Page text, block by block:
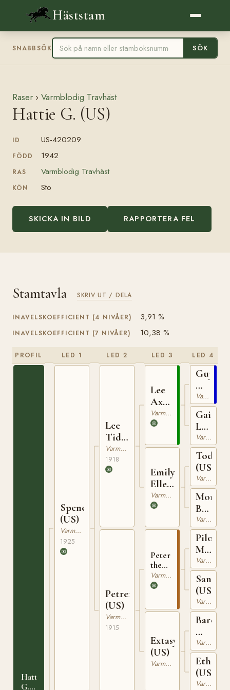
Häststam
SNABBSÖK SÖK
Raser › Varmblodig Travhäst
Hattie G. (US)
ID US-420209
FÖDD 1942
RAS Varmblodig Travhäst
KÖN Sto
SKICKA IN BILD RAPPORTERA FEL
Stamtavla SKRIV UT / DELA
INAVELSKOEFFICIENT (4 NIVÅER) 3,91 %
INAVELSKOEFFICIENT (7 NIVÅER) 10,38 %
PROFIL
Hattie
G.
LED 1
Spencer
(US)
Varmblodig Travhäst
1925
LED 2
Lee
Tide
(US)Varmblodig Travhäst
1918
Petrex
(US)
Varmblodig Travhäst
1915
LED 3
Lee
Axworthy
(US)Varmblodig Travhäst
Emily
Ellen
(US)Varmblodig Travhäst
Peter
the
Great
(US)
Varmblodig Travhäst
Extasy
(US)
Varmblodig Travhäst
LED 4
Guy
(US)
Varmblodig Travhäst
Gaiety
Lee
(US)
Varmblodig Travhäst
Todd
(US)
Varmblodig Travhäst
Bells
(US)
Varmblodig Travhäst
Pilot
(US)
Varmblodig Travhäst
Santos
(US)
Varmblodig Travhäst
Baron
Wilkes
(US)
Varmblodig Travhäst
(US)
Varmblodig Travhäst